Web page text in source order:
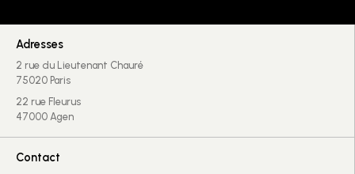
Adresses
2 rue du Lieutenant Chauré
75020 Paris
22 rue Fleurus
47000 Agen
Contact